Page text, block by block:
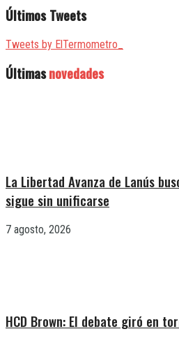
Últimos Tweets
Tweets by ElTermometro_
Últimasnovedades
La Libertad Avanza de Lanús
sigue sin unificarse
7 agosto, 2026
HCD Brown: El debate giró en